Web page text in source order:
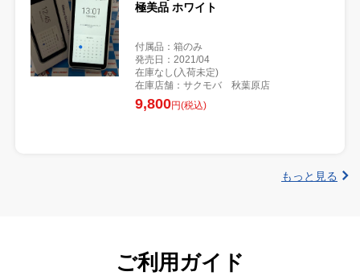
極美品 ホワイト
付属品：箱のみ
発売日：2021/04
在庫なし(入荷未定)
在庫店舗：サクモバ 秋葉原店
9,800円(税込)
もっと見る
ご利用ガイド